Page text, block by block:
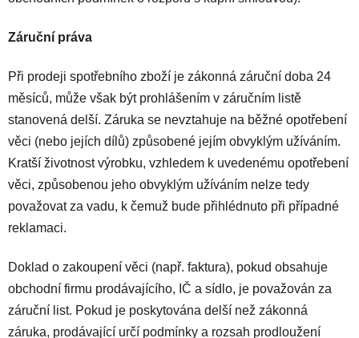
Záruční práva
Při prodeji spotřebního zboží je zákonná záruční doba 24
měsíců, může však být prohlášením v záručním listě
stanovená delší. Záruka se nevztahuje na běžné opotřebení
věci (nebo jejích dílů) způsobené jejím obvyklým užíváním.
Kratší životnost výrobku, vzhledem k uvedenému opotřebení
věci, způsobenou jeho obvyklým užíváním nelze tedy
považovat za vadu, k čemuž bude přihlédnuto při případné
reklamaci.
Doklad o zakoupení věci (např. faktura), pokud obsahuje
obchodní firmu prodávajícího, IČ a sídlo, je považován za
záruční list. Pokud je poskytována delší než zákonná
záruka, prodávající určí podmínky a rozsah prodloužení